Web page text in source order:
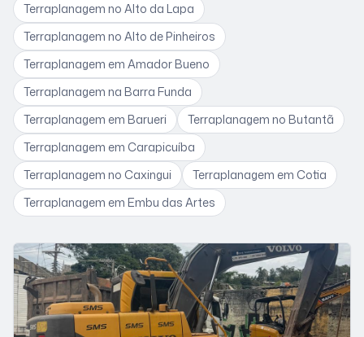
Terraplanagem no Alto da Lapa
Terraplanagem no Alto de Pinheiros
Terraplanagem em Amador Bueno
Terraplanagem na Barra Funda
Terraplanagem em Barueri Terraplanagem no Butantã
Terraplanagem em Carapicuíba
Terraplanagem no Caxingui Terraplanagem em Cotia
Terraplanagem em Embu das Artes